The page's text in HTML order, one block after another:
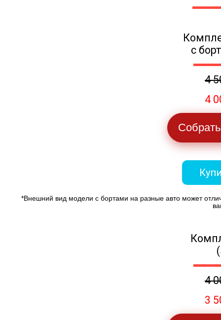
с
4
4
*Внешний вид модели с бортами на разные авто может
4
3